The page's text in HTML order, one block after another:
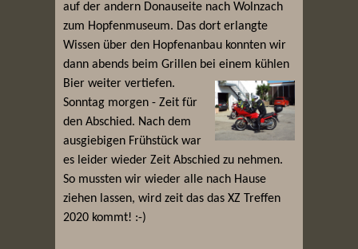
auf der andern Donauseite nach Wolnzach
zum Hopfenmuseum. Das dort erlangte
Wissen über den Hopfenanbau konnten wir
dann abends beim Grillen bei einem kühlen
Bier weiter vertiefen.
Sonntag morgen - Zeit für
den Abschied. Nach dem
ausgiebigen Frühstück war
es leider wieder Zeit Abschied zu nehmen.
So mussten wir wieder alle nach Hause
ziehen lassen, wird zeit das das XZ Treffen
2020 kommt! :-)